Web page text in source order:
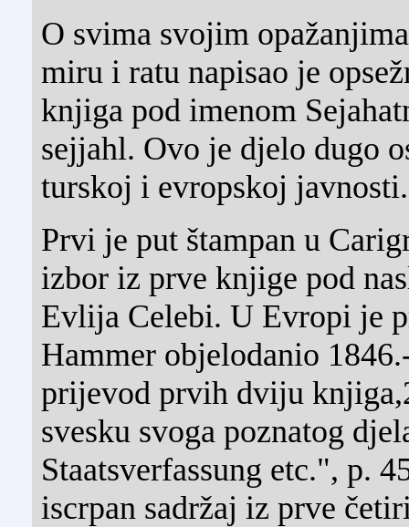
O svima svojim
miru i ratu napisao je
knjiga pod imenom
sejjahl. Ovo je djelo dugo
turskoj i evropskoj javnosti.
Prvi je put štampan u
izbor iz prve knjige pod
Evlija Celebi. U Evropi je
Hammer objelodanio
prijevod prvih dviju
svesku svoga poznatog
Staatsverfassung etc.", p.
iscrpan sadržaj iz prve